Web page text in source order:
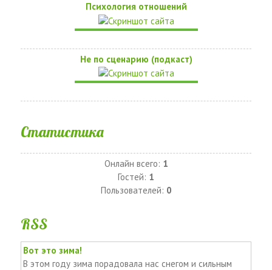
Психология отношений
Не по сценарию (подкаст)
Статистика
Онлайн всего: 1
Гостей: 1
Пользователей: 0
RSS
Вот это зима!
В этом году зима порадовала нас снегом и сильным